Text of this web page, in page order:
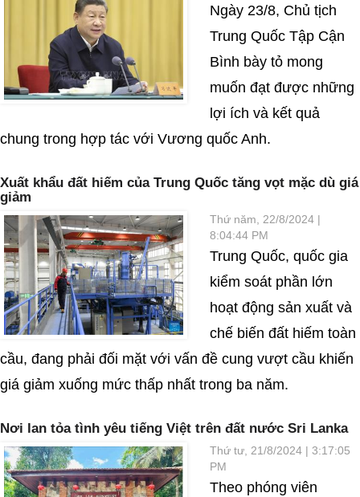
Ngày 23/8, Chủ tịch
Trung Quốc Tập Cận
Bình bày tỏ mong
muốn đạt được những
lợi ích và kết quả
chung trong hợp tác với Vương quốc Anh.
Xuất khẩu đất hiếm của Trung Quốc tăng vọt mặc dù giá
giảm
Thứ năm, 22/8/2024 |
8:04:44 PM
Trung Quốc, quốc gia
kiểm soát phần lớn
hoạt động sản xuất và
chế biến đất hiếm toàn
cầu, đang phải đối mặt với vấn đề cung vượt cầu khiến
giá giảm xuống mức thấp nhất trong ba năm.
Nơi lan tỏa tình yêu tiếng Việt trên đất nước Sri Lanka
Thứ tư, 21/8/2024 | 3:17:05
PM
Theo phóng viên